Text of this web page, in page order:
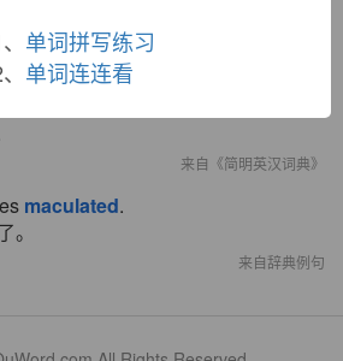
来自《简明英汉词典》
maculated.
。
来自辞典例句
单词拼写练习
单词连连看